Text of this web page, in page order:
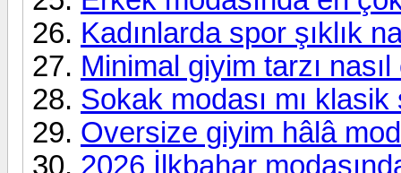
Kadınlarda spor şıklık
Minimal giyim tarzı
Sokak modası mı klasik
Oversize giyim hâlâ
2026 İlkbahar